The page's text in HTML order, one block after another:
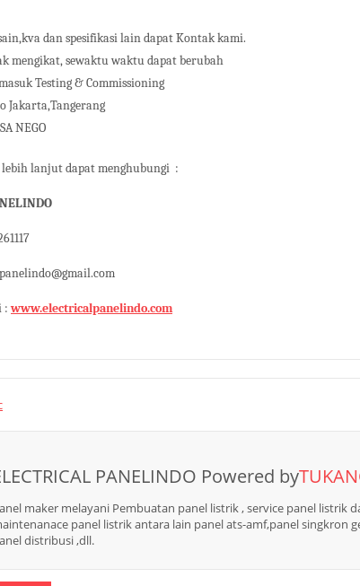
dan spesifikasi lain dapat Kontak kami.
mengikat, sewaktu waktu dapat berubah
Testing & Commissioning
Jakarta,Tangerang
NEGO
lanjut dapat menghubungi :
:www.electricalpanelindo.com
PANELINDO Powered by
maker melayani Pembuatan panel listrik , service panel listrik
panel listrik antara lain panel ats-amf,panel singkron
distribusi ,dll.